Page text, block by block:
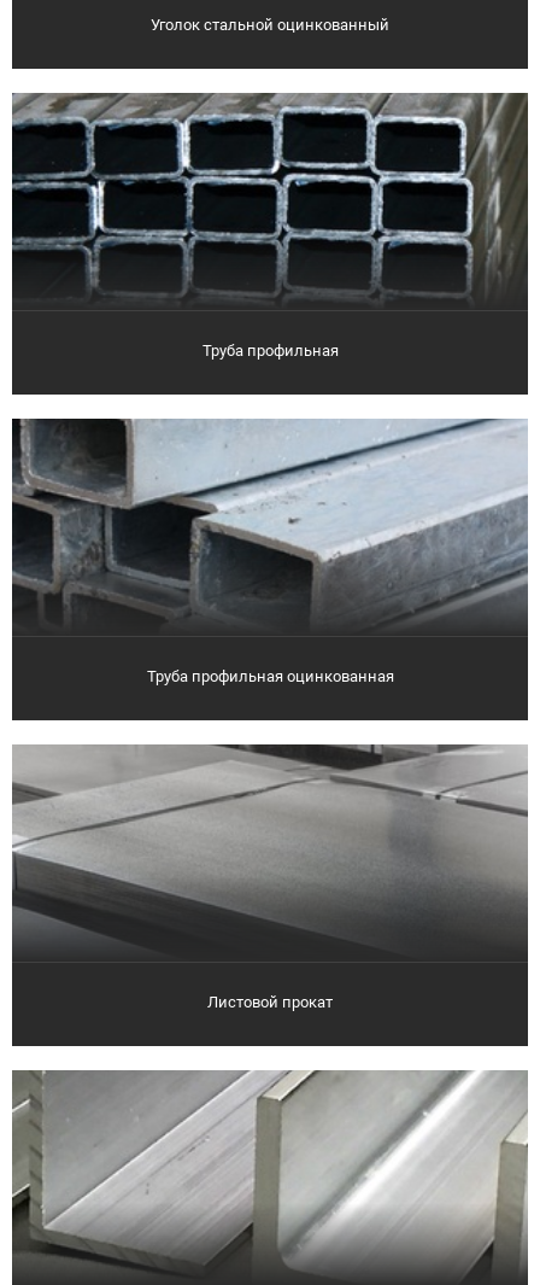
Уголок стальной оцинкованный
Труба профильная
Труба профильная оцинкованная
Листовой прокат